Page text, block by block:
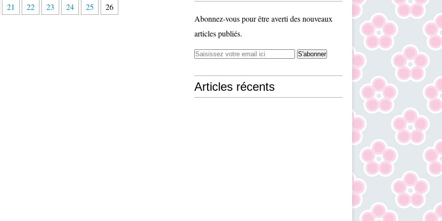
21 22 23 24 25 26
Abonnez-vous pour être averti des nouveaux
articles publiés.
Articles récents